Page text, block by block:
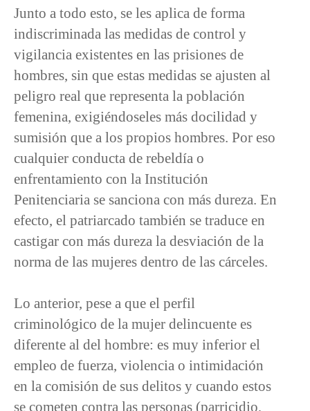
Junto a todo esto, se les aplica de forma
indiscriminada las medidas de control y
vigilancia existentes en las prisiones de
hombres, sin que estas medidas se ajusten al
peligro real que representa la población
femenina, exigiéndoseles más docilidad y
sumisión que a los propios hombres. Por eso
cualquier conducta de rebeldía o
enfrentamiento con la Institución
Penitenciaria se sanciona con más dureza. En
efecto, el patriarcado también se traduce en
castigar con más dureza la desviación de la
norma de las mujeres dentro de las cárceles.
Lo anterior, pese a que el perfil
criminológico de la mujer delincuente es
diferente al del hombre: es muy inferior el
empleo de fuerza, violencia o intimidación
en la comisión de sus delitos y cuando estos
se cometen contra las personas (parricidio,